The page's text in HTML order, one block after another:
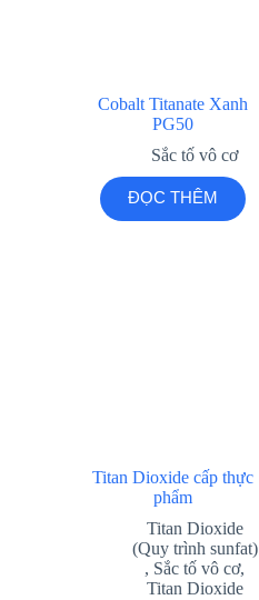
Cobalt Titanate Xanh
PG50
Sắc tố vô cơ
ĐỌC THÊM
Titan Dioxide cấp thực
phẩm
Titan Dioxide
(Quy trình sunfat)
, Sắc tố vô cơ,
Titan Dioxide